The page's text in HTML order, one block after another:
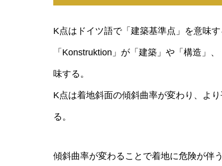
K点はドイツ語で「建築基準点」を意味
「Konstruktion」が「建築」や「構造」
味する。
K点は着地斜面の傾斜曲率が変わり、よ
る。
傾斜曲率が変わることで着地に危険が伴